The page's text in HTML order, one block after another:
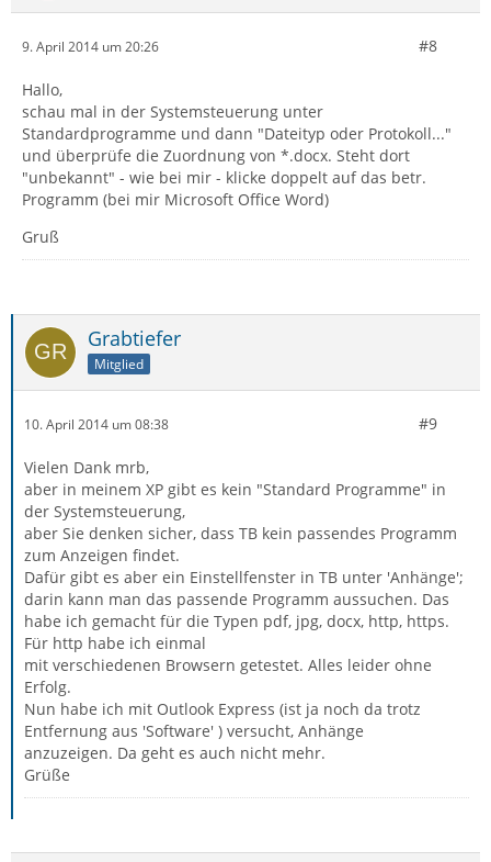
9. April 2014 um 20:26 #8
Hallo,
schau mal in der Systemsteuerung unter
Standardprogramme und dann "Dateityp oder Protokoll..."
und überprüfe die Zuordnung von *.docx. Steht dort
"unbekannt" - wie bei mir - klicke doppelt auf das betr.
Programm (bei mir Microsoft Office Word)
Gruß
Grabtiefer
Mitglied
10. April 2014 um 08:38 #9
Vielen Dank mrb,
aber in meinem XP gibt es kein "Standard Programme" in
der Systemsteuerung,
aber Sie denken sicher, dass TB kein passendes Programm
zum Anzeigen findet.
Dafür gibt es aber ein Einstellfenster in TB unter 'Anhänge';
darin kann man das passende Programm aussuchen. Das
habe ich gemacht für die Typen pdf, jpg, docx, http, https.
Für http habe ich einmal
mit verschiedenen Browsern getestet. Alles leider ohne
Erfolg.
Nun habe ich mit Outlook Express (ist ja noch da trotz
Entfernung aus 'Software' ) versucht, Anhänge
anzuzeigen. Da geht es auch nicht mehr.
Grüße